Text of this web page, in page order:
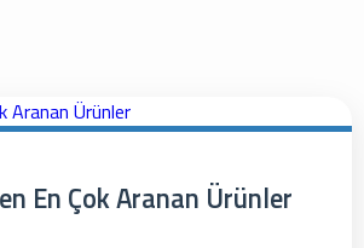
En Çok Aranan Ürünler